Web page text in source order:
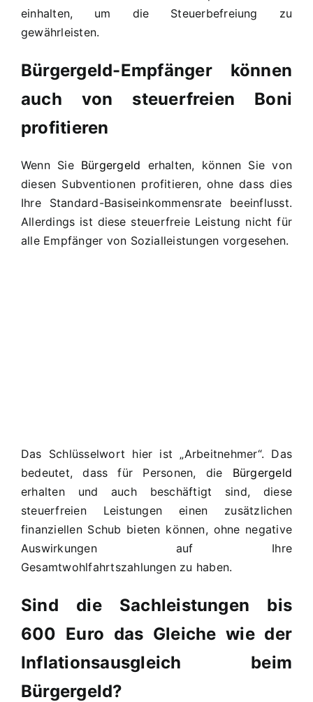
einhalten, um die Steuerbefreiung zu
gewährleisten.
Bürgergeld-Empfänger können
auch von steuerfreien Boni
profitieren
Wenn Sie Bürgergeld erhalten, können Sie von
diesen Subventionen profitieren, ohne dass dies
Ihre Standard-Basiseinkommensrate beeinflusst.
Allerdings ist diese steuerfreie Leistung nicht für
alle Empfänger von Sozialleistungen vorgesehen.
Das Schlüsselwort hier ist „Arbeitnehmer“. Das
bedeutet, dass für Personen, die Bürgergeld
erhalten und auch beschäftigt sind, diese
steuerfreien Leistungen einen zusätzlichen
finanziellen Schub bieten können, ohne negative
Auswirkungen auf Ihre
Gesamtwohlfahrtszahlungen zu haben.
Sind die Sachleistungen bis
600 Euro das Gleiche wie der
Inflationsausgleich beim
Bürgergeld?